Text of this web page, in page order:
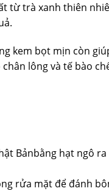
từ trà xanh thiên
kem bọt mịn còn
lông và tế bào
Bảnbằng hạt ngô ra
rửa mặt để đánh